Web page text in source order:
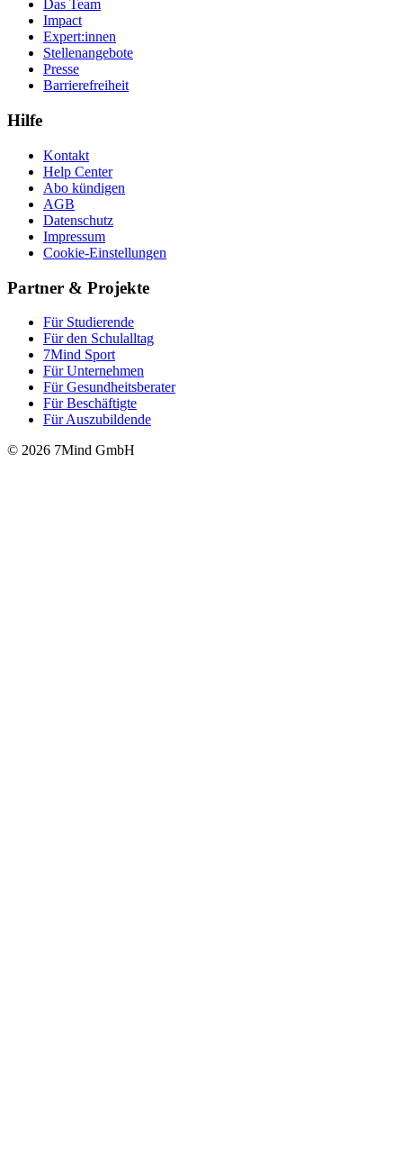
Das Team
Impact
Expert:innen
Stellenangebote
Presse
Barrierefreiheit
Hilfe
Kontakt
Help Center
Abo kündigen
AGB
Datenschutz
Impressum
Cookie-Einstellungen
Partner & Projekte
Für Stu­die­rende
Für den Schulalltag
7Mind Sport
Für Unter­neh­men
Für Gesund­heits­be­ra­ter
Für Beschäftigte
Für Auszubildende
© 2026 7Mind GmbH